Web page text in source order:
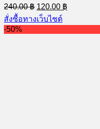
240.00฿ Original
price
was:
240.00 ฿.
120.00 ฿
price
120.00 ฿.
สั่งซื้อทางเว็บไซต์
-50%